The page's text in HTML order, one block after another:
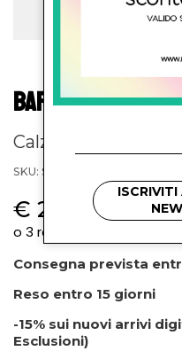
BARROW KIDS
Calzino con logo
SKU: S5BKJUSO076BW014
€ 28.00
Consegna prevista
Reso entro 15 giorni
-15% sui nuovi arrivi
Esclusioni)